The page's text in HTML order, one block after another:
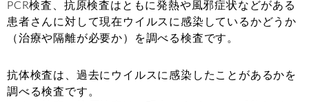
PCR検査、抗原検査はともに発熱や風邪症状などがある
患者さんに対して現在ウイルスに感染しているかどうか
（治療や隔離が必要か）を調べる検査です。
抗体検査は、過去にウイルスに感染したことがあるかを
調べる検査です。